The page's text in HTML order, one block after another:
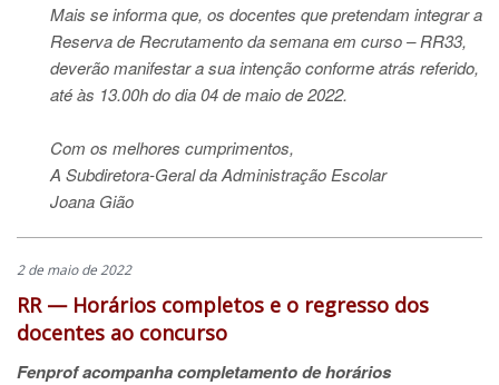
Mais se informa que, os docentes que pretendam integrar a
Reserva de Recrutamento da semana em curso – RR33,
deverão manifestar a sua intenção conforme atrás referido,
até às 13.00h do dia 04 de maio de 2022.
Com os melhores cumprimentos,
A Subdiretora-Geral da Administração Escolar
Joana Gião
2 de maio de 2022
RR — Horários completos e o regresso dos
docentes ao concurso
Fenprof acompanha completamento de horários